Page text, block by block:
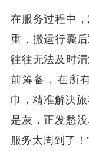
在服务过程中
重，搬运行囊
往往无法及时
前筹备，在所
巾，精准解决
是灰，正发愁
服务太周到了